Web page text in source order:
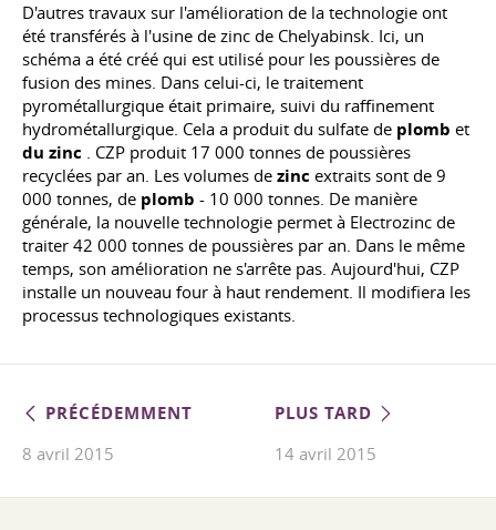
D'autres travaux sur l'amélioration de la technologie ont
été transférés à l'usine de zinc de Chelyabinsk. Ici, un
schéma a été créé qui est utilisé pour les poussières de
fusion des mines. Dans celui-ci, le traitement
pyrométallurgique était primaire, suivi du raffinement
hydrométallurgique. Cela a produit du sulfate de plomb et
du zinc . CZP produit 17 000 tonnes de poussières
recyclées par an. Les volumes de zinc extraits sont de 9
000 tonnes, de plomb - 10 000 tonnes. De manière
générale, la nouvelle technologie permet à Electrozinc de
traiter 42 000 tonnes de poussières par an. Dans le même
temps, son amélioration ne s'arrête pas. Aujourd'hui, CZP
installe un nouveau four à haut rendement. Il modifiera les
processus technologiques existants.
PRÉCÉDEMMENT
8 avril 2015
PLUS TARD
14 avril 2015